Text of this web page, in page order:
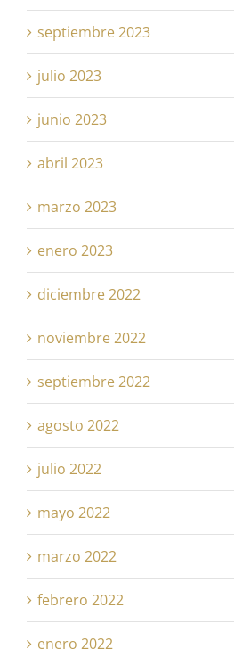
septiembre 2023
julio 2023
junio 2023
abril 2023
marzo 2023
enero 2023
diciembre 2022
noviembre 2022
septiembre 2022
agosto 2022
julio 2022
mayo 2022
marzo 2022
febrero 2022
enero 2022